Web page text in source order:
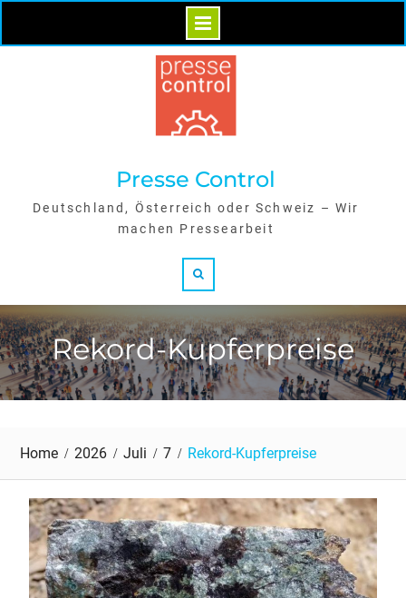
Skip
Presse Control
Deutschland, Österreich oder Schweiz – Wir
machen Pressearbeit
Rekord-Kupferpreise
Home 2026 Juli 7 Rekord-Kupferpreise